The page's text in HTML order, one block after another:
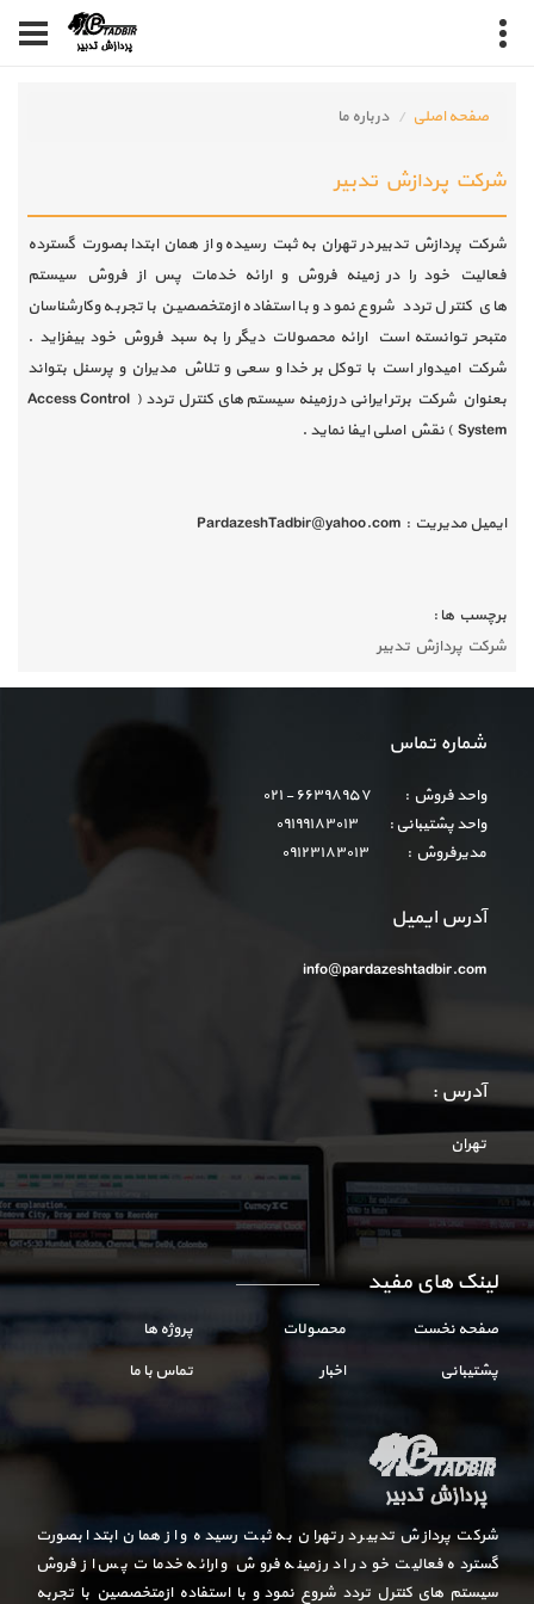
صفحه اصلی درباره ما
شرکت پردازش تدبیر
شرکت پردازش تدبیر در تهران به ثبت رسیده و از همان ابتدا بصورت گسترده
فعالیت خود را در زمینه فروش و ارائه خدمات پس از فروش سیستم
های کنترل تردد شروع نمود و با استفاده ازمتخصصین با تجربه وکارشناسان
متبحر توانسته است ارائه محصولات دیگر را به سبد فروش خود بیفزاید .
شرکت امیدوار است با توکل بر خدا و سعی و تلاش مدیران و پرسنل بتواند
بعنوان شرکت برتر ایرانی درزمینه سیستم های کنترل تردد ( Access Control
System ) نقش اصلی ایفا نماید .
ایمیل مدیریت : PardazeshTadbir@yahoo.com
برچسب ها :
شرکت پردازش تدبیر
شماره تماس
واحد فروش : ۶۶۳۹۸۹۵۷ - ۰۲۱
واحد پشتیبانی : ۰۹۱۹۹۱۸۳۰۱۳
مدیرفروش : ۰۹۱۲۳۱۸۳۰۱۳
آدرس ایمیل
info@pardazeshtadbir.com
آدرس :
تهران
لینک های مفید
صفحه نخست محصولات
پروژه ها
پشتیبانی
اخبار تماس با ما
شرکت پردازش تدبیر در تهران به ثبت رسیده و از همان ابتدا بصورت
گسترده فعالیت خود را در زمینه فروش و ارائه خدمات پس از فروش
سیستم های کنترل تردد شروع نمود و با استفاده ازمتخصصین با تجربه